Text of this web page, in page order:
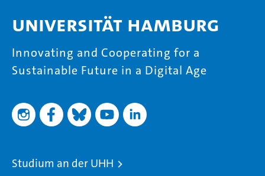
Universität Hamburg
Innovating and Cooperating for a
Sustainable Future in a Digital Age
Studium an der UHH